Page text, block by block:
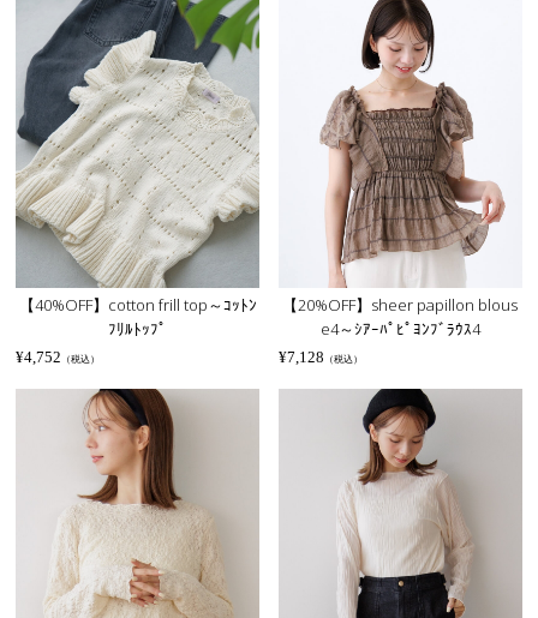
【40%OFF】cotton frill top～ｺｯﾄﾝ
ﾌﾘﾙﾄｯﾌﾟ
¥4,752 （税込）
【20%OFF】sheer papillon blous
e4～ｼｱｰﾊﾟﾋﾟﾖﾝﾌﾞﾗｳｽ4
¥7,128 （税込）